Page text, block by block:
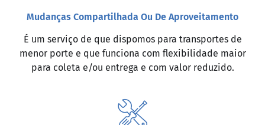
Mudanças Compartilhada Ou De Aproveitamento
É um serviço de que dispomos para transportes de
menor porte e que funciona com flexibilidade maior
para coleta e/ou entrega e com valor reduzido.